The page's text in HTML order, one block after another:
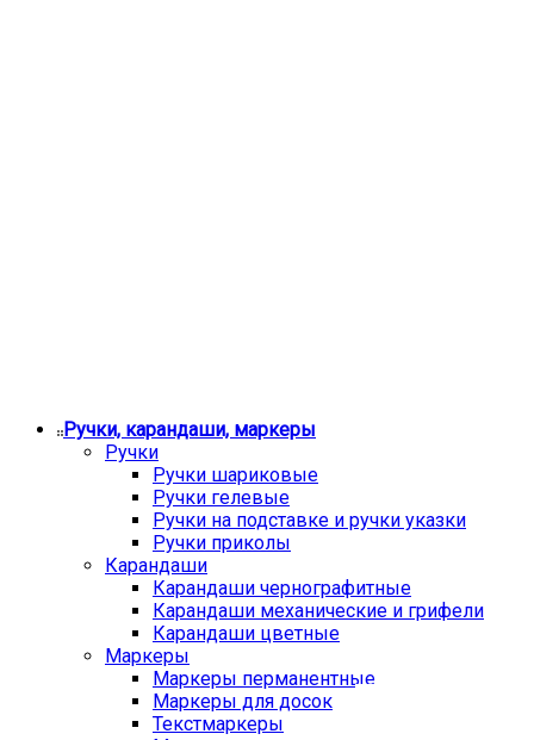
Ручки, карандаши, маркеры
Ручки
Ручки шариковые
Ручки гелевые
Ручки на подставке и ручки указки
Ручки приколы
Карандаши
Карандаши чернографитные
Карандаши механические и грифели
Карандаши цветные
Маркеры
Маркеры перманентные
Маркеры для досок
Текстмаркеры